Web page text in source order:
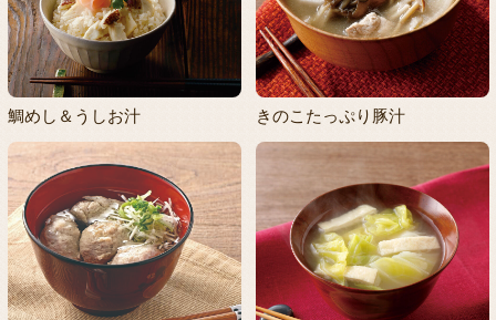
鯛めし＆うしお汁 きのこたっぷり豚汁